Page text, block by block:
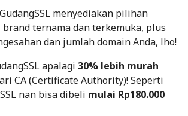
GudangSSL menyediakan pilihan
brand ternama dan terkemuka, plus
dan jumlah domain Anda, lho!
apalagi 30% lebih murah
CA (Certificate Authority)! Seperti
nan bisa dibeli mulai Rp180.000